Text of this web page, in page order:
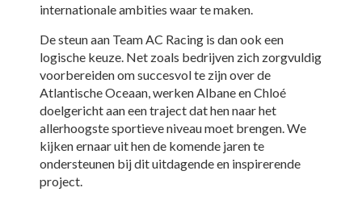
internationale ambities waar te maken.
De steun aan Team AC Racing is dan ook een
logische keuze. Net zoals bedrijven zich zorgvuldig
voorbereiden om succesvol te zijn over de
Atlantische Oceaan, werken Albane en Chloé
doelgericht aan een traject dat hen naar het
allerhoogste sportieve niveau moet brengen. We
kijken ernaar uit hen de komende jaren te
ondersteunen bij dit uitdagende en inspirerende
project.